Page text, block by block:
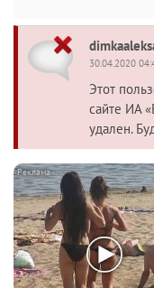
30.04.2020
Этот
сайте ИА
удален.